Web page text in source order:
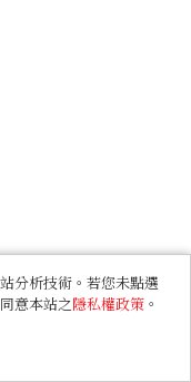
分析技術。若您未點選
意本站之隱私權政策 。